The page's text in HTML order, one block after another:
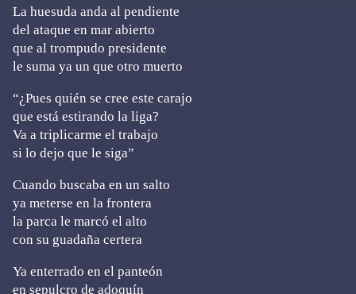
La huesuda anda al pendiente
del ataque en mar abierto
que al trompudo presidente
le suma ya un que otro muerto
“¿Pues quién se cree este carajo
que está estirando la liga?
Va a triplicarme el trabajo
si lo dejo que le siga”
Cuando buscaba en un salto
ya meterse en la frontera
la parca le marcó el alto
con su guadaña certera
Ya enterrado en el panteón
en sepulcro de adoquín